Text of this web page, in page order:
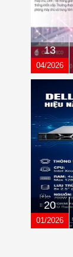
13
04/2026
20
01/2026